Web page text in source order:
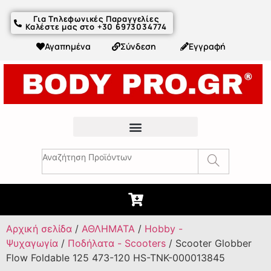
Για Τηλεφωνικές Παραγγελίες
Καλέστε μας στο +30 6973034774
Αγαπημένα Σύνδεση Εγγραφή
Αρχική σελίδα / ΑΘΛΗΜΑΤΑ / Hobby -
Ψυχαγωγία / Ποδήλατα - Scooters / Scooter Globber
Flow Foldable 125 473-120 HS-TNK-000013845